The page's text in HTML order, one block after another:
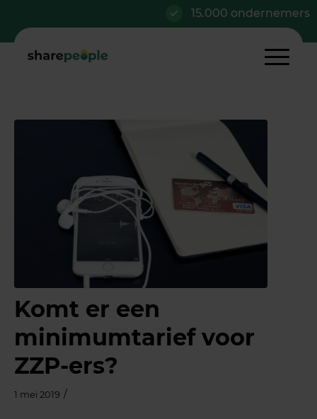
15.000 ondernemers
Komt er een
minimumtarief voor
ZZP-ers?
1 mei 2019 /